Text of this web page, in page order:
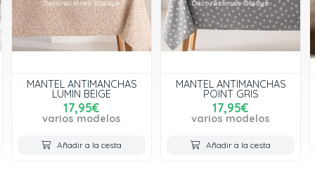
MANTEL ANTIMANCHAS
LUMIN BEIGE
17,95€
varios modelos
Añadir a la cesta
MANTEL ANTIMANCHAS
POINT GRIS
17,95€
varios modelos
Añadir a la cesta